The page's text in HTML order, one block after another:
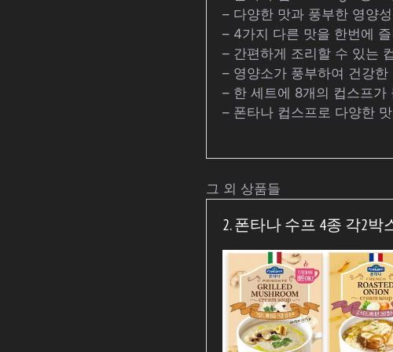
– 다양한 맛과 풍부한 영양
– 4가지 다른 맛을 한번에
– 간편하게 조리할 수 있는
– 영양소가 풍부하여 건강
– 한 세트에 8개의 컵스프가
– 폰타나 컵스프로 다양한
그 외 상품들
2. 폰타나 수프 4종 각2박